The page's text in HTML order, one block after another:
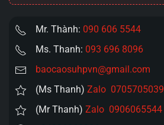
số
Mr. Thành: 090 606 5544
Ms. Thanh: 093 696 8096
baocaosuhpvn@gmail.com
(Ms Thanh) Zalo 0705705039
(Mr Thanh) Zalo 0906065544